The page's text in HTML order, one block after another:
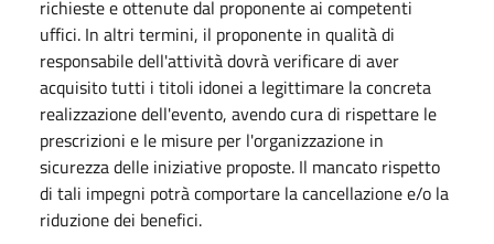
richieste e ottenute dal proponente ai competenti
uffici. In altri termini, il proponente in qualità di
responsabile dell'attività dovrà verificare di aver
acquisito tutti i titoli idonei a legittimare la concreta
realizzazione dell'evento, avendo cura di rispettare le
prescrizioni e le misure per l'organizzazione in
sicurezza delle iniziative proposte. Il mancato rispetto
di tali impegni potrà comportare la cancellazione e/o la
riduzione dei benefici.